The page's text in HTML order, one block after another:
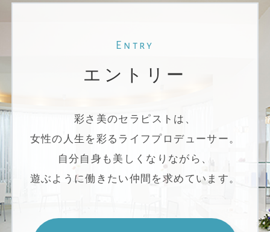
Entry
エントリー
彩さ美のセラピストは、
女性の人生を彩るライフプロデューサー。
自分自身も美しくなりながら、
遊ぶように働きたい仲間を求めています。